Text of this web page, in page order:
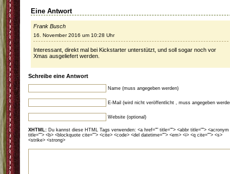
Eine Antwort
Frank Busch
16. November 2016 um 10:28 Uhr
Interessant, direkt mal bei Kickstarter unterstützt, und soll sogar noch vor
Xmas ausgeliefert werden.
Schreibe eine Antwort
Name (muss angegeben werden)
E-Mail (wird nicht veröffentlicht , muss angegeben
Website (optional)
XHTML: Du kannst diese HTML Tags verwenden: <a href="" title=""> <abbr title=""> <acronym
title=""> <b> <blockquote cite=""> <cite> <code> <del datetime=""> <em> <i> <q cite=""> <s>
<strike> <strong>